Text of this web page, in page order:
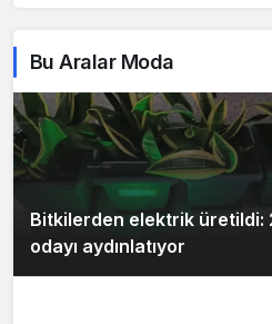
Bu Aralar Moda
Bitkilerden elektrik üretildi:
odayı aydınlatıyor